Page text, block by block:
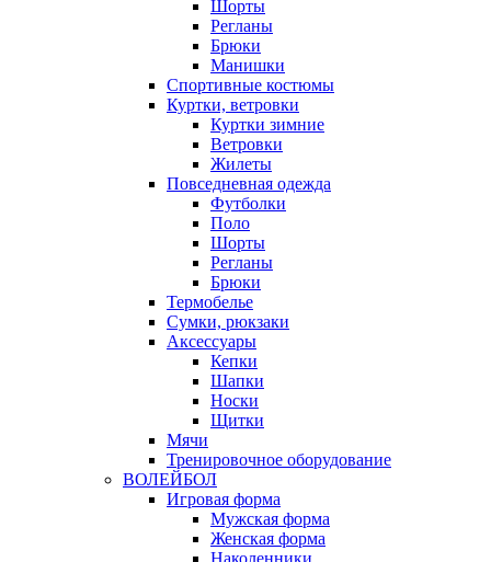
Шорты
Регланы
Брюки
Манишки
Спортивные костюмы
Куртки, ветровки
Куртки зимние
Ветровки
Жилеты
Повседневная одежда
Футболки
Поло
Шорты
Регланы
Брюки
Термобелье
Сумки, рюкзаки
Аксессуары
Кепки
Шапки
Носки
Щитки
Мячи
Тренировочное оборудование
ВОЛЕЙБОЛ
Игровая форма
Мужская форма
Женская форма
Наколенники